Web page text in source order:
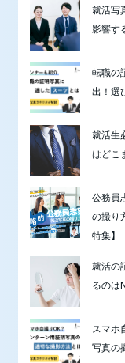
就活写
影響す
転職の
出！選
就活生
はどこ
公務員
の撮り
特集】
就活の
るのは
スマホ
写真の